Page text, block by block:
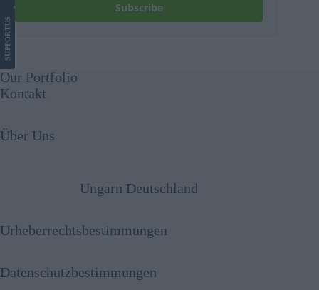
Subscribe
SUPPORT
US
Our Portfolio
Kontakt
Über Uns
Ungarn Deutschland
Urheberrechtsbestimmungen
Datenschutzbestimmungen